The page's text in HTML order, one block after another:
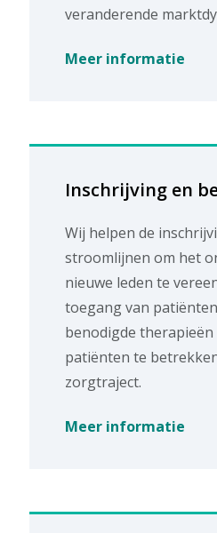
veranderende
Meer informatie
Inschrijving en
Wij helpen de
stroomlijnen om het
nieuwe leden te
toegang van
benodigde
patiënten te
zorgtraject.
Meer informatie